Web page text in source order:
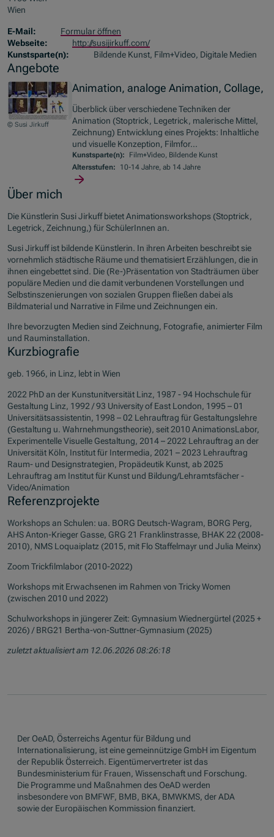
Wien
E-Mail:
Formular öffnen
Webseite:
http://susijirkuff.com/
Kunstsparte(n):
Bildende Kunst, Film+Video, Digitale Medien
Angebote
© Susi Jirkuff
Animation, analoge Animation, Collage,
Überblick über verschiedene Techniken der
Animation (Stoptrick, Legetrick, malerische Mittel,
Zeichnung) Entwicklung eines Projekts: Inhaltliche
und visuelle Konzeption, Filmfor...
Kunstsparte(n):
Film+Video, Bildende Kunst
Altersstufen:
10-14 Jahre, ab 14 Jahre
Über mich
Die Künstlerin Susi Jirkuff bietet Animationsworkshops (Stoptrick,
Legetrick, Zeichnung,) für SchülerInnen an.
Susi Jirkuff ist bildende Künstlerin. In ihren Arbeiten beschreibt sie
vornehmlich städtische Räume und thematisiert Erzählungen, die in
ihnen eingebettet sind. Die (Re-)Präsentation von Stadträumen über
populäre Medien und die damit verbundenen Vorstellungen und
Selbstinszenierungen von sozialen Gruppen fließen dabei als
Bildmaterial und Narrative in Filme und Zeichnungen ein.
Ihre bevorzugten Medien sind Zeichnung, Fotografie, animierter Film
und Rauminstallation.
Kurzbiografie
geb. 1966, in Linz, lebt in Wien
2022 PhD an der Kunstunitversität Linz, 1987 - 94 Hochschule für
Gestaltung Linz, 1992 / 93 University of East London, 1995 – 01
Universitätsassistentin, 1998 – 02 Lehrauftrag für Gestaltungslehre
(Gestaltung u. Wahrnehmungstheorie), seit 2010 AnimationsLabor,
Experimentelle Visuelle Gestaltung, 2014 – 2022 Lehrauftrag an der
Universität Köln, Institut für Intermedia, 2021 – 2023 Lehrauftrag
Raum- und Designstrategien, Propädeutik Kunst, ab 2025
Lehrauftrag am Institut für Kunst und Bildung/Lehramtsfächer -
Video/Animation
Referenzprojekte
Workshops an Schulen: ua. BORG Deutsch-Wagram, BORG Perg,
AHS Anton-Krieger Gasse, GRG 21 Franklinstrasse, BHAK 22 (2008-
2010), NMS Loquaiplatz (2015, mit Flo Staffelmayr und Julia Meinx)
Zoom Trickfilmlabor (2010-2022)
Workshops mit Erwachsenen im Rahmen von Tricky Women
(zwischen 2010 und 2022)
Schulworkshops in jüngerer Zeit: Gymnasium Wiednergürtel (2025 +
2026) / BRG21 Bertha-von-Suttner-Gymnasium (2025)
zuletzt aktualisiert am 12.06.2026 08:26:18
Der OeAD, Österreichs Agentur für Bildung und
Internationalisierung, ist eine gemeinnützige GmbH im Eigentum
der Republik Österreich. Eigentümervertreter ist das
Bundesministerium für Frauen, Wissenschaft und Forschung.
Die Programme und Maßnahmen des OeAD werden
insbesondere von BMFWF, BMB, BKA, BMWKMS, der ADA
sowie der Europäischen Kommission finanziert.